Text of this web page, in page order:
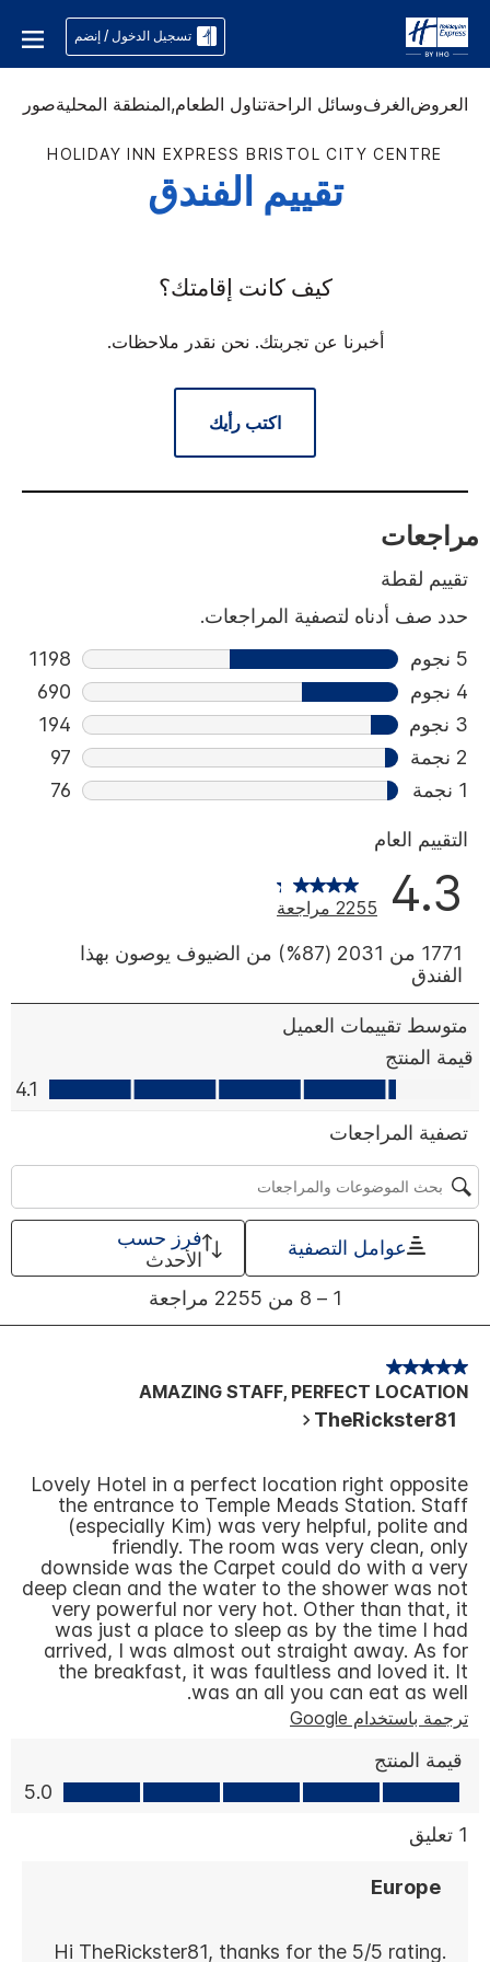
تسجيل الدخول / إنضم
العروضالغرفوسائل الراحةتناول الطعام,المنطقة المحليةصور
HOLIDAY INN EXPRESS BRISTOL CITY CENTRE
تقييم الفندق
كيف كانت إقامتك؟
أخبرنا عن تجربتك. نحن نقدر ملاحظات.
اكتب رأيك